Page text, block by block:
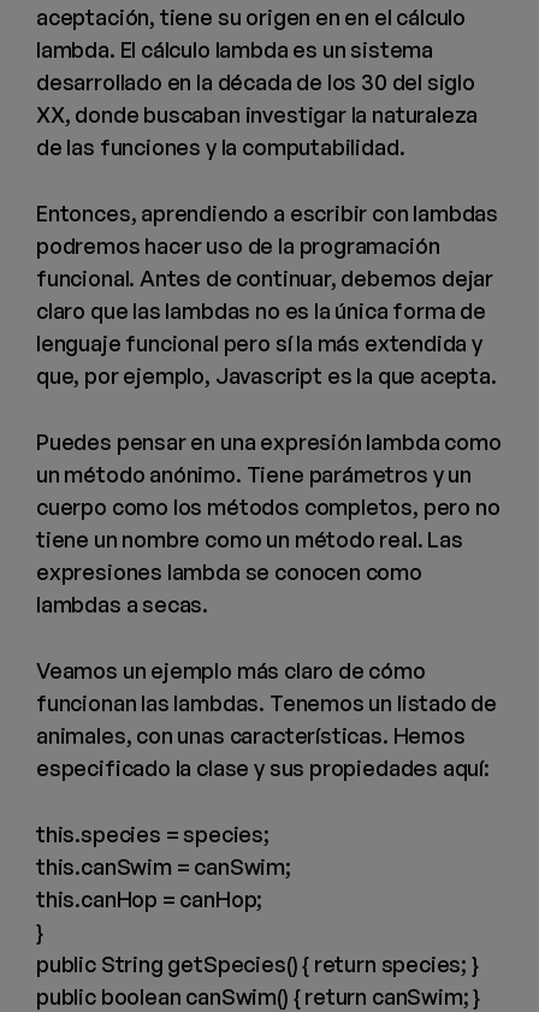
aceptación, tiene su origen en en el cálculo
lambda. El cálculo lambda es un sistema
desarrollado en la década de los 30 del siglo
XX, donde buscaban investigar la naturaleza
de las funciones y la computabilidad.
Entonces, aprendiendo a escribir con lambdas
podremos hacer uso de la programación
funcional. Antes de continuar, debemos dejar
claro que las lambdas no es la única forma de
lenguaje funcional pero sí la más extendida y
que, por ejemplo, Javascript es la que acepta.
Puedes pensar en una expresión lambda como
un método anónimo. Tiene parámetros y un
cuerpo como los métodos completos, pero no
tiene un nombre como un método real. Las
expresiones lambda se conocen como
lambdas a secas.
Veamos un ejemplo más claro de cómo
funcionan las lambdas. Tenemos un listado de
animales, con unas características. Hemos
especificado la clase y sus propiedades aquí:
this.species = species;
this.canSwim = canSwim;
this.canHop = canHop;
}
public String getSpecies() { return species; }
public boolean canSwim() { return canSwim; }